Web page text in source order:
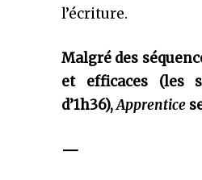
l’écriture.
Malgré des
et efficaces (les
d’1h36),Apprentice
—